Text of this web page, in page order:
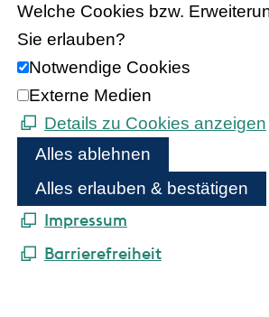
Welche Cookies bzw.
Sie erlauben?
Notwendige Cookies
Externe Medien
Details zu Cookies anzeigen
Alles ablehnen
Alles erlauben & bestätigen
Impressum
Barrierefreiheit